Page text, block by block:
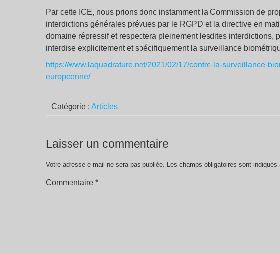
Par cette ICE, nous prions donc instamment la Commission de
interdictions générales prévues par le RGPD et la directive en
domaine répressif et respectera pleinement lesdites interdictions,
interdise explicitement et spécifiquement la surveillance
https://www.laquadrature.net/2021/02/17/contre-la-surveillance-
europeenne/
Catégorie : Articles
Laisser un commentaire
Votre adresse e-mail ne sera pas publiée. Les champs obligatoires sont indiqués
Commentaire *